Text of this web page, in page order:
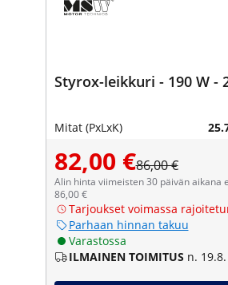
Styrox-leikkuri - 190 W -
Mitat (PxLxK)
82,00 €86,00 €
Alin hinta viimeisten 30 päivän aikana
86,00 €
Tarjoukset voimassa
Parhaan hinnan takuu
Varastossa
ILMAINEN TOIMITUS n. 19.8.